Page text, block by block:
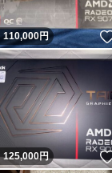
110,000円
125,000円